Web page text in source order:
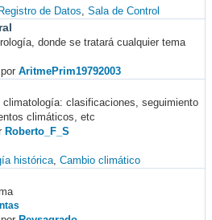
Registro de Datos Sala de Control
donde se tratará cualquier tema
por AritmePrim19792003
climatología: clasificaciones, seguimiento
climáticos, etc
Roberto_F_S
histórica Cambio climático